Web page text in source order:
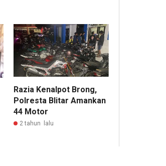
Razia Kenalpot Brong,
Polresta Blitar Amankan
44 Motor
2 tahun lalu